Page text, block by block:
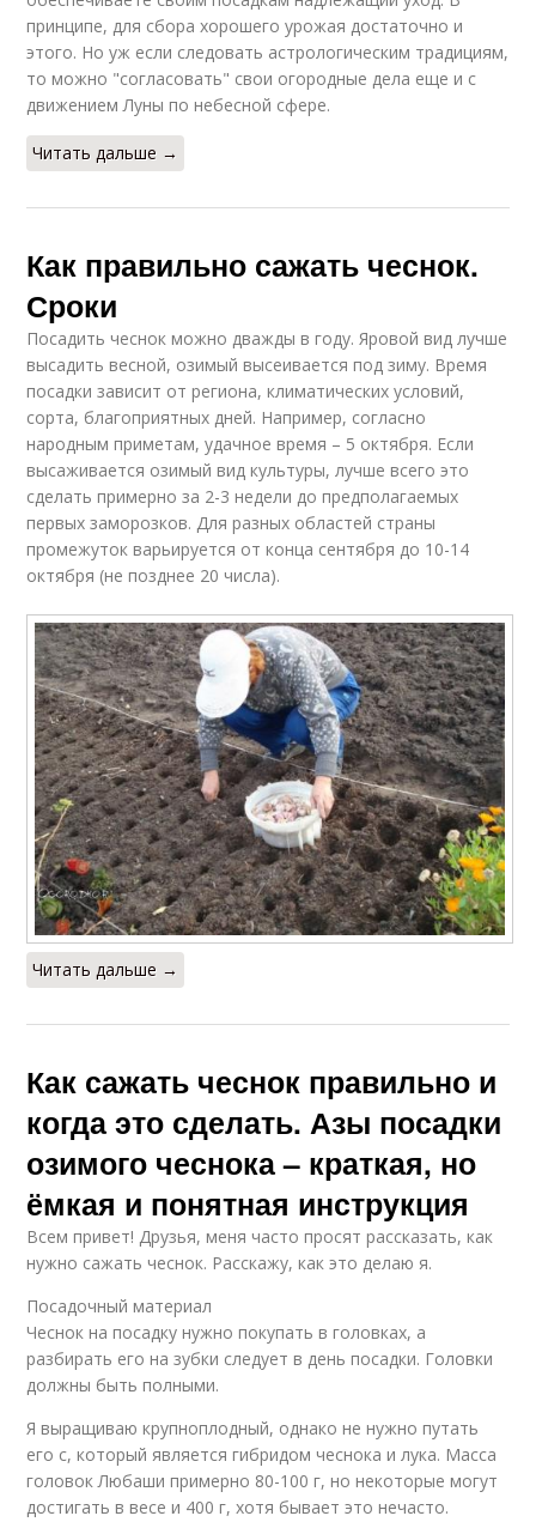
принципе, для сбора хорошего урожая достаточно и
этого. Но уж если следовать астрологическим традициям,
то можно "согласовать" свои огородные дела еще и с
движением Луны по небесной сфере.
Читать дальше →
Как правильно сажать чеснок.
Сроки
Посадить чеснок можно дважды в году. Яровой вид лучше
высадить весной, озимый высеивается под зиму. Время
посадки зависит от региона, климатических условий,
сорта, благоприятных дней. Например, согласно
народным приметам, удачное время – 5 октября. Если
высаживается озимый вид культуры, лучше всего это
сделать примерно за 2-3 недели до предполагаемых
первых заморозков. Для разных областей страны
промежуток варьируется от конца сентября до 10-14
октября (не позднее 20 числа).
Читать дальше →
Как сажать чеснок правильно и
когда это сделать. Азы посадки
озимого чеснока – краткая, но
ёмкая и понятная инструкция
Всем привет! Друзья, меня часто просят рассказать, как
нужно сажать чеснок. Расскажу, как это делаю я.
Посадочный материал
Чеснок на посадку нужно покупать в головках, а
разбирать его на зубки следует в день посадки. Головки
должны быть полными.
Я выращиваю крупноплодный, однако не нужно путать
его с, который является гибридом чеснока и лука. Масса
головок Любаши примерно 80-100 г, но некоторые могут
достигать в весе и 400 г, хотя бывает это нечасто.